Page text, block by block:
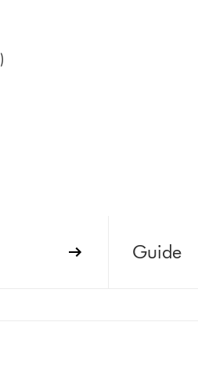
Guide